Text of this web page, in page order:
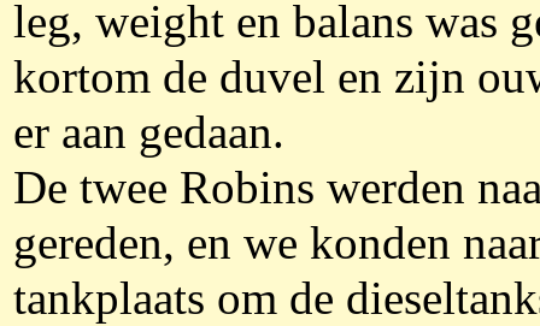
leg, weight en balans was
kortom de duvel en zijn
er aan gedaan.
De twee Robins werden
gereden, en we konden
tankplaats om de